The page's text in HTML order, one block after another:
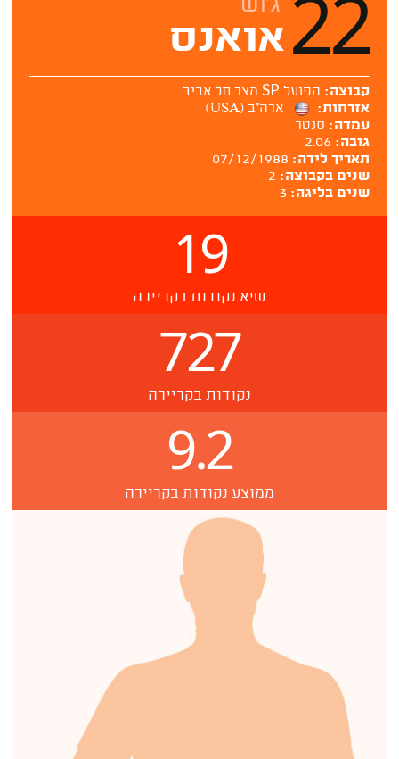
22 ג'וש
אואנס
קבוצה: הפועל SP מצר תל אביב
אזרחות:
ארה''ב (USA)
עמדה: סנטר
גובה: 2.06
תאריך לידה: 07/12/1988
שנים בקבוצה: 2
שנים בליגה: 3
19
שיא נקודות בקריירה
727
נקודות בקריירה
9.2
ממוצע נקודות בקריירה